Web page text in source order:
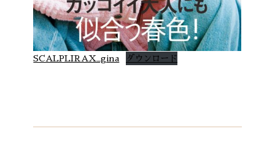
SCALPLIRAX_gina ダウンロード